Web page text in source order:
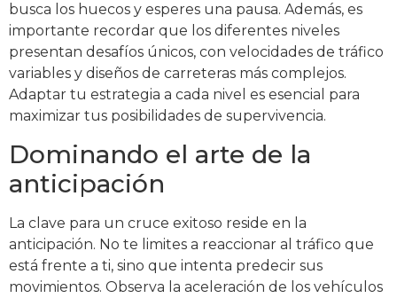
busca los huecos y esperes una pausa. Además, es
importante recordar que los diferentes niveles
presentan desafíos únicos, con velocidades de tráfico
variables y diseños de carreteras más complejos.
Adaptar tu estrategia a cada nivel es esencial para
maximizar tus posibilidades de supervivencia.
Dominando el arte de la
anticipación
La clave para un cruce exitoso reside en la
anticipación. No te limites a reaccionar al tráfico que
está frente a ti, sino que intenta predecir sus
movimientos. Observa la aceleración de los vehículos